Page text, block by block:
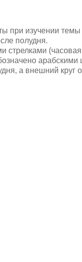
при изучении
полудня.
стрелками
а внешний круг